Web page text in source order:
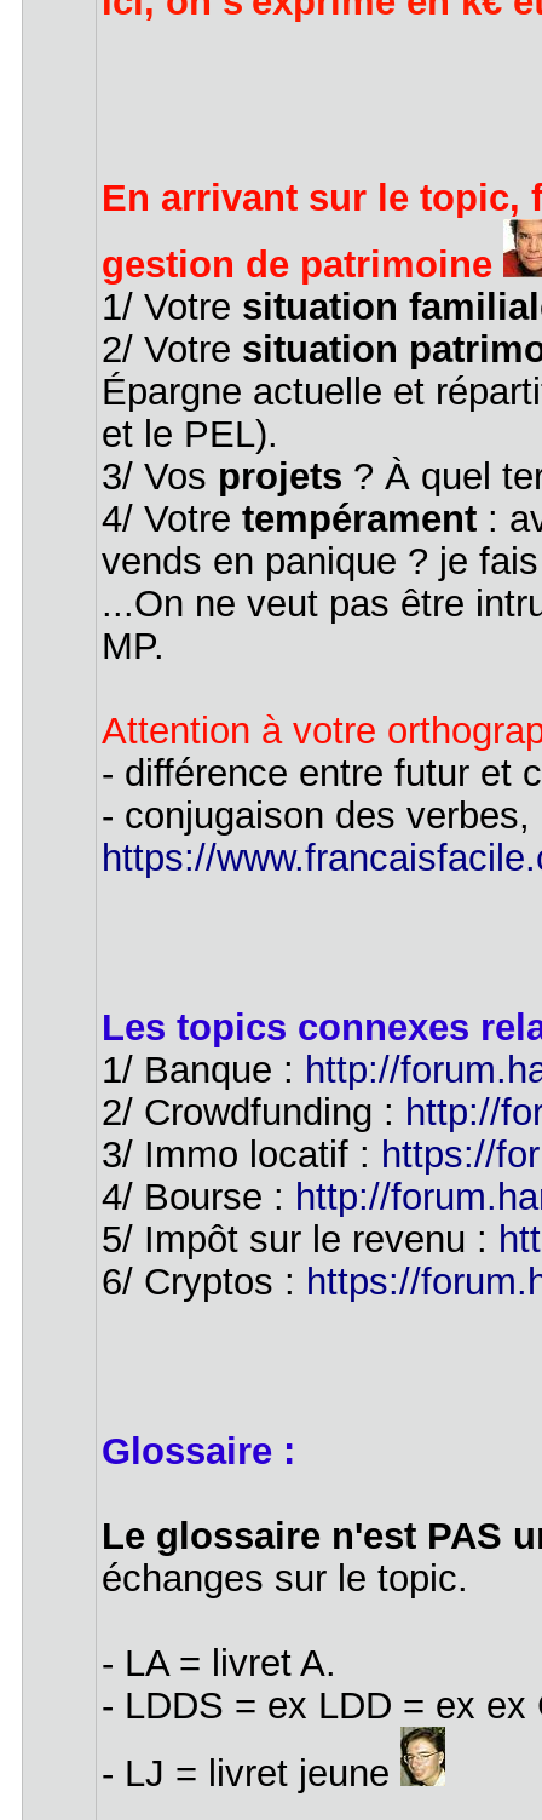
En arrivant sur le
gestion de patrimoine
1/ Votre situation
2/ Votre situation
Épargne actuelle et
et le PEL).
3/ Vos projets ? À quel
4/ Votre tempérament :
vends en panique ? je
...On ne veut pas être
MP.
Attention à votre
- différence entre futur et
- conjugaison des
https://
Les topics connexes
1/ Banque : http://
2/ Crowdfunding : http://
3/ Immo locatif : https://
4/ Bourse : http://
5/ Impôt sur le revenu :
6/ Cryptos : https://
Glossaire :
Le glossaire n'est PAS
échanges sur le topic.
- LA = livret A.
- LDDS = ex LDD = ex
- LJ = livret jeune